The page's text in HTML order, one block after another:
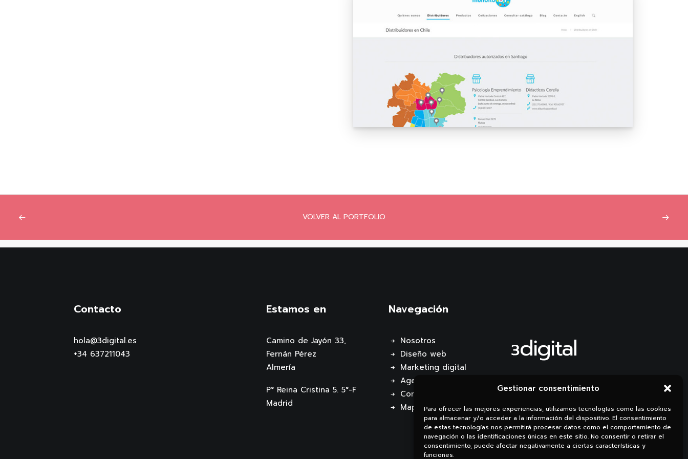
Gestionar consentimiento
Para ofrecer las mejores experiencias, utilizamos tecnologías como las cookies
para almacenar y/o acceder a la información del dispositivo. El consentimiento
de estas tecnologías nos permitirá procesar datos como el comportamiento de
navegación o las identificaciones únicas en este sitio. No consentir o retirar el
consentimiento, puede afectar negativamente a ciertas características y
funciones.
VOLVER AL PORTFOLIO
Contacto
hola@3digital.es
+34 637211043
Estamos en
Camino de Jayón 33,
Fernán Pérez
Almería
P° Reina Cristina 5. 5°-F
Madrid
Navegación
Nosotros
Diseño web
Marketing digital
Agencia de IA
Contacto
Mapa web
Li. Ig.